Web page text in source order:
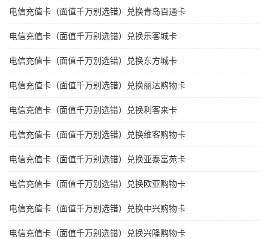
电信充值卡（面值千万别选错）兑换青岛百通卡
电信充值卡（面值千万别选错）兑换乐客城卡
电信充值卡（面值千万别选错）兑换东方城卡
电信充值卡（面值千万别选错）兑换丽达购物卡
电信充值卡（面值千万别选错）兑换利客来卡
电信充值卡（面值千万别选错）兑换维客购物卡
电信充值卡（面值千万别选错）兑换亚泰富苑卡
电信充值卡（面值千万别选错）兑换欧亚购物卡
电信充值卡（面值千万别选错）兑换中兴购物卡
电信充值卡（面值千万别选错）兑换兴隆购物卡